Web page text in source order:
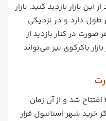
بازار بازدید کنید. بازار
طول دارد و در نزدیکی
صورت در کنار بازدید از
باکرکوی نیز می‌تواند
اوت لت ایر پورت در سال 2008 افتتاح شد و از آن زمان
خرید شهر استانبول قرار